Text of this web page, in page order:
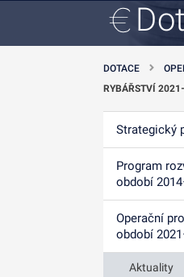
DOTACE
RYBÁŘSTVÍ
Strategický
Program
období
Operační
období
Aktuality